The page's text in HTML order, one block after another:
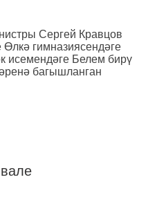
Сергей Кравцов
гимназиясендәге
исемендәге Белем бирү
багышланган